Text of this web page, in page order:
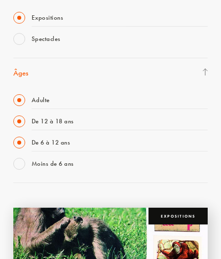
Expositions
Spectacles
Âges
Adulte
De 12 à 18 ans
De 6 à 12 ans
Moins de 6 ans
EXPOSITIONS